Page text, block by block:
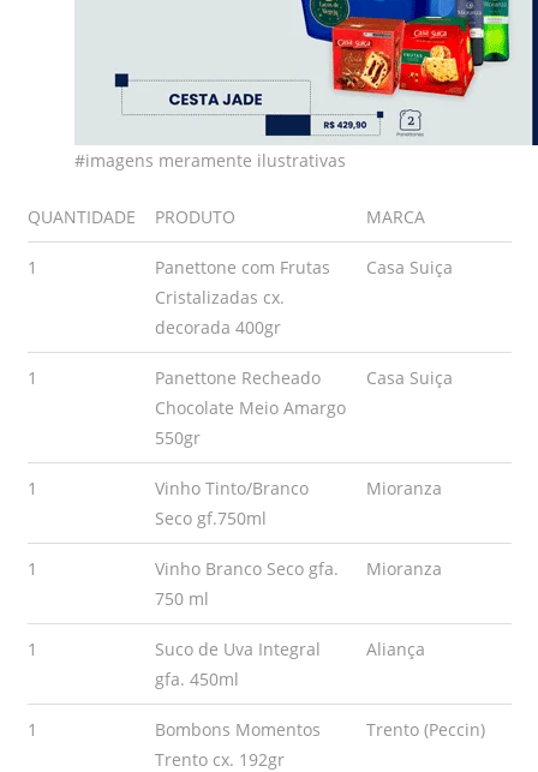
#imagens meramente ilustrativas
QUANTIDADE PRODUTO MARCA
1
Panettone com Frutas
Cristalizadas cx.
decorada 400gr
Casa Suiça
1
Panettone Recheado
Chocolate Meio Amargo
550gr
Casa Suiça
1
Vinho Tinto/Branco
Seco gf.750ml
Mioranza
1
Vinho Branco Seco gfa.
750 ml
Mioranza
1
Suco de Uva Integral
gfa. 450ml
Aliança
1
Bombons Momentos
Trento cx. 192gr
Trento (Peccin)